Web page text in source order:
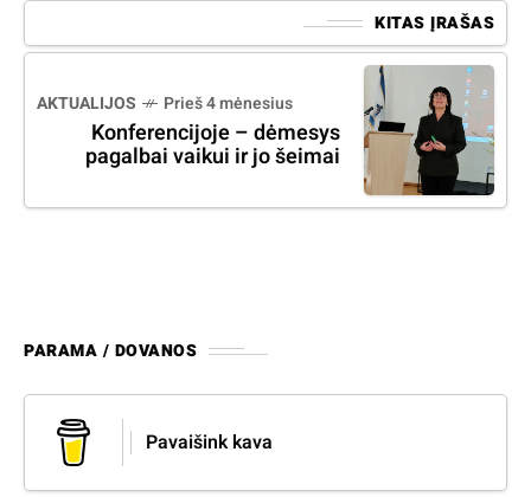
KITAS ĮRAŠAS
AKTUALIJOS Prieš 4 mėnesius
Konferencijoje – dėmesys
pagalbai vaikui ir jo šeimai
PARAMA / DOVANOS
Pavaišink kava